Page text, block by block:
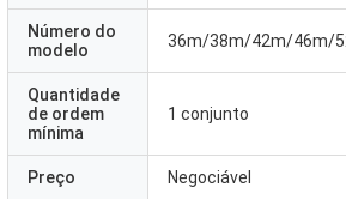
Número do
modelo
36m/38m/42m/46m/
Quantidade
de ordem
mínima
1 conjunto
Preço Negociável